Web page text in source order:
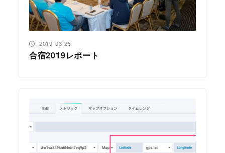
合宿2019レポート
投稿日
2019-03-25